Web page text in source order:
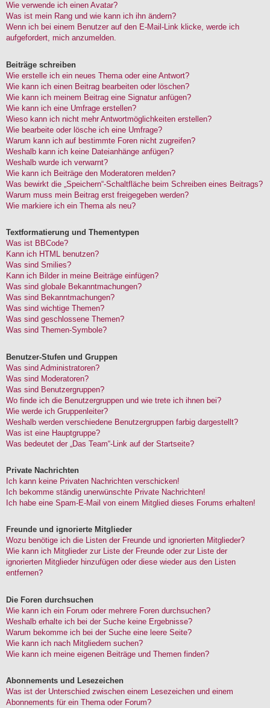
Wie verwende ich einen Avatar?
Was ist mein Rang und wie kann ich ihn ändern?
Wenn ich bei einem Benutzer auf den E-Mail-Link klicke, werde ich
aufgefordert, mich anzumelden.
Beiträge schreiben
Wie erstelle ich ein neues Thema oder eine Antwort?
Wie kann ich einen Beitrag bearbeiten oder löschen?
Wie kann ich meinem Beitrag eine Signatur anfügen?
Wie kann ich eine Umfrage erstellen?
Wieso kann ich nicht mehr Antwortmöglichkeiten erstellen?
Wie bearbeite oder lösche ich eine Umfrage?
Warum kann ich auf bestimmte Foren nicht zugreifen?
Weshalb kann ich keine Dateianhänge anfügen?
Weshalb wurde ich verwarnt?
Wie kann ich Beiträge den Moderatoren melden?
Was bewirkt die „Speichern“-Schaltfläche beim Schreiben eines Beitrags?
Warum muss mein Beitrag erst freigegeben werden?
Wie markiere ich ein Thema als neu?
Textformatierung und Thementypen
Was ist BBCode?
Kann ich HTML benutzen?
Was sind Smilies?
Kann ich Bilder in meine Beiträge einfügen?
Was sind globale Bekanntmachungen?
Was sind Bekanntmachungen?
Was sind wichtige Themen?
Was sind geschlossene Themen?
Was sind Themen-Symbole?
Benutzer-Stufen und Gruppen
Was sind Administratoren?
Was sind Moderatoren?
Was sind Benutzergruppen?
Wo finde ich die Benutzergruppen und wie trete ich ihnen bei?
Wie werde ich Gruppenleiter?
Weshalb werden verschiedene Benutzergruppen farbig dargestellt?
Was ist eine Hauptgruppe?
Was bedeutet der „Das Team“-Link auf der Startseite?
Private Nachrichten
Ich kann keine Privaten Nachrichten verschicken!
Ich bekomme ständig unerwünschte Private Nachrichten!
Ich habe eine Spam-E-Mail von einem Mitglied dieses Forums erhalten!
Freunde und ignorierte Mitglieder
Wozu benötige ich die Listen der Freunde und ignorierten Mitglieder?
Wie kann ich Mitglieder zur Liste der Freunde oder zur Liste der
ignorierten Mitglieder hinzufügen oder diese wieder aus den Listen
entfernen?
Die Foren durchsuchen
Wie kann ich ein Forum oder mehrere Foren durchsuchen?
Weshalb erhalte ich bei der Suche keine Ergebnisse?
Warum bekomme ich bei der Suche eine leere Seite?
Wie kann ich nach Mitgliedern suchen?
Wie kann ich meine eigenen Beiträge und Themen finden?
Abonnements und Lesezeichen
Was ist der Unterschied zwischen einem Lesezeichen und einem
Abonnements für ein Thema oder Forum?